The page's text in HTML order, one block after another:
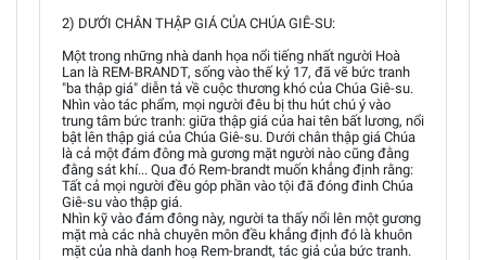
2) DƯỚI CHÂN THẬP GIÁ CỦA CHÚA GIÊ-SU:
Một trong những nhà danh họa nổi tiếng nhất người Hoà
Lan là REM-BRANDT, sống vào thế kỷ 17, đã vẽ bức tranh
"ba thập giá" diễn tả về cuộc thương khó của Chúa Giê-su.
Nhìn vào tác phẩm, mọi người đêu bị thu hút chú ý vào
trung tâm bức tranh: giữa thập giá của hai tên bất lương, nổi
bật lên thập giá của Chúa Giê-su. Dưới chân thập giá Chúa
là cả một đám đông mà gương mặt người nào cũng đằng
đằng sát khí... Qua đó Rem-brandt muốn khẳng định rằng:
Tất cả mọi người đều góp phần vào tội đã đóng đinh Chúa
Giê-su vào thập giá.
Nhìn kỹ vào đám đông này, người ta thấy nổi lên một gương
mặt mà các nhà chuyên môn đều khẳng định đó là khuôn
mặt của nhà danh hoạ Rem-brandt, tác giả của bức tranh.